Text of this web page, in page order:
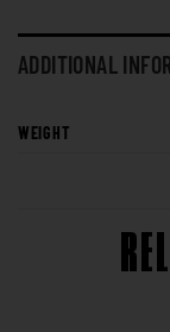
ADDITIONAL
WEIGHT